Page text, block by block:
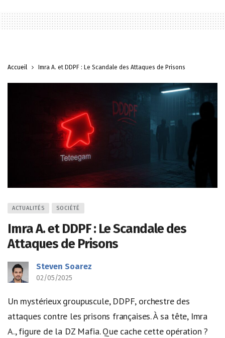
Accueil Imra A. et DDPF : Le Scandale des Attaques de Prisons
ACTUALITÉS SOCIÉTÉ
Imra A. et DDPF : Le Scandale des
Attaques de Prisons
Steven Soarez
02/05/2025
Un mystérieux groupuscule, DDPF, orchestre des
attaques contre les prisons françaises. À sa tête, Imra
A., figure de la DZ Mafia. Que cache cette opération ?